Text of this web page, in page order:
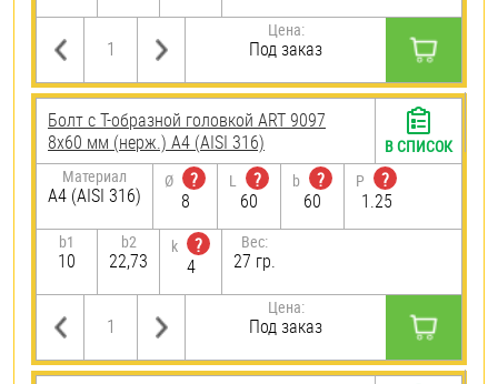
Цена:
Под заказ
Болт с Т-образной головкой ART 9097
8х60 мм (нерж.) A4 (AISI 316)
Материал
A4 (AISI 316)
Ø
?
8
L
?
60
b
?
60
P
?
1.25
b1
10
b2
22,73
k
?
4
Вес:
27 гр.
Цена:
Под заказ
В СПИСОК